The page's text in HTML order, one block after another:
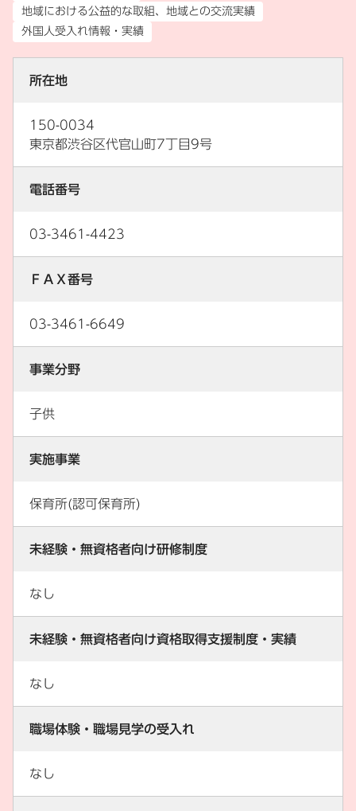
地域における公益的な取組、地域との交流実績
外国人受入れ情報・実績
所在地
150-0034
東京都渋谷区代官山町7丁目9号
電話番号
03-3461-4423
ＦＡＸ番号
03-3461-6649
事業分野
子供
実施事業
保育所(認可保育所)
未経験・無資格者向け研修制度
なし
未経験・無資格者向け資格取得支援制度・実績
なし
職場体験・職場見学の受入れ
なし